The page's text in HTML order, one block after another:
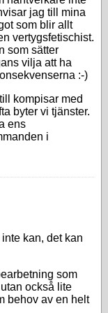
jag till mina
som blir allt
vertygsfetischist.
som sätter
vilja att ha
:-)
kompisar med
byter vi tjänster.
ens
i
kan, det kan
som
också lite
behov av en helt